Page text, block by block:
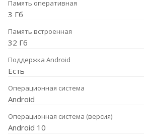
Память оперативная
3 Гб
Память встроенная
32 Гб
Поддержка Android
Есть
Операционная система
Android
Операционная система (версия)
Android 10